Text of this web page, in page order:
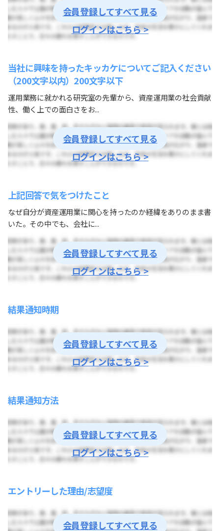
会員登録してすべて見る
ログインはこちら >
当社に興味を持ったキッカケについてご記入ください
（200文字以内）200文字以下
運用業務に就かれる研究室の先輩から、資産運用業の社会貢献
性、働く上での面白さをお...
会員登録してすべて見る
ログインはこちら >
上記回答で気をつけたこと
なぜ自分が資産運用業に関心を持ったのか経緯をありのまま書
いた。その中でも、会社に...
会員登録してすべて見る
ログインはこちら >
結果通知時期
会員登録してすべて見る
ログインはこちら >
結果通知方法
会員登録してすべて見る
ログインはこちら >
エントリーした理由/志望度
会員登録してすべて見る